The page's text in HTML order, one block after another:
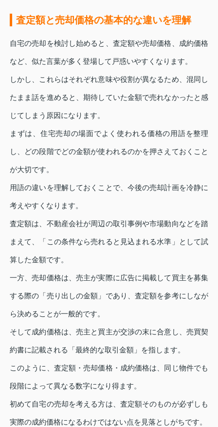
査定額と売却価格の基本的な違いを理解
自宅の売却を検討し始めると、査定額や売却価格、成約価格
など、似た言葉が多く登場して戸惑いやすくなります。
しかし、これらはそれぞれ意味や役割が異なるため、混同し
たまま話を進めると、期待していた金額で売れなかったと感
じてしまう原因になります。
まずは、住宅売却の場面でよく使われる価格の用語を整理
し、どの段階でどの金額が使われるのかを押さえておくこと
が大切です。
用語の違いを理解しておくことで、今後の売却計画を冷静に
考えやすくなります。
査定額は、不動産会社が周辺の取引事例や市場動向などを踏
まえて、「この条件なら売れると見込まれる水準」として試
算した金額です。
一方、売却価格は、売主が実際に広告に掲載して買主を募集
する際の「売り出しの金額」であり、査定額を参考にしなが
ら決めることが一般的です。
そして成約価格は、売主と買主が交渉の末に合意し、売買契
約書に記載される「最終的な取引金額」を指します。
このように、査定額・売却価格・成約価格は、同じ物件でも
段階によって異なる数字になり得ます。
初めて自宅の売却を考える方は、査定額そのものが必ずしも
実際の成約価格になるわけではない点を見落としがちです。